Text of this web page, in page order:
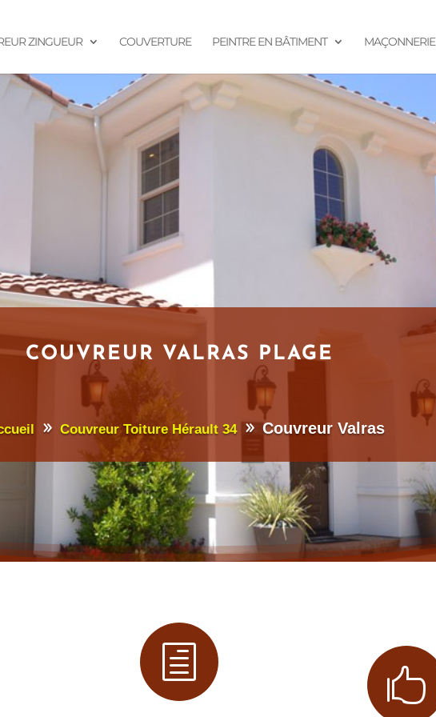
ZINGUEUR COUVERTURE PEINTRE EN BÂTIMENT MAÇONNERIE
COUVREUR VALRAS PLAGE
Couvreur Toiture Hérault 34 Couvreur Valras
h
